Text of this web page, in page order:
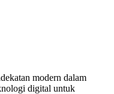
modern dalam
digital untuk